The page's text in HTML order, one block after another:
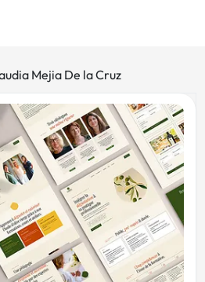
Mejia De la Cruz